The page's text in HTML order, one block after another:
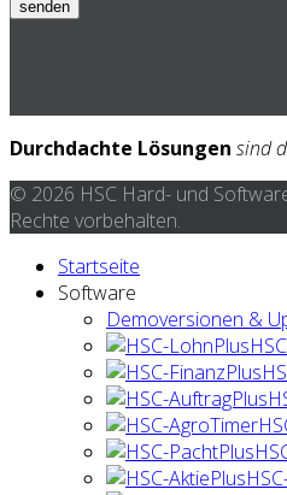
senden
Durchdachte Lösungen sind
© 2026 HSC Hard- und
Rechte vorbehalten.
Startseite
Software
Demoversionen &